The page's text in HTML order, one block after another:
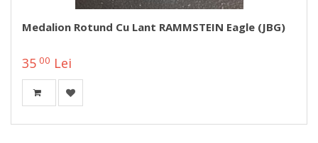
Medalion Rotund Cu Lant RAMMSTEIN Eagle (JBG)
35 00 Lei